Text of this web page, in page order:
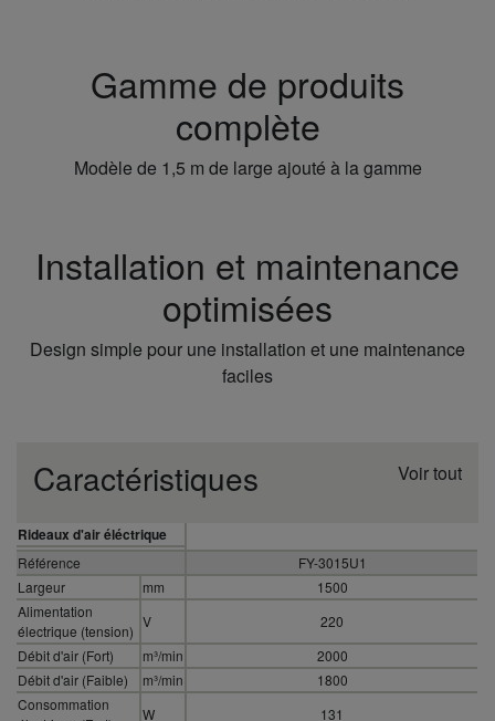
Gamme de produits
complète
Modèle de 1,5 m de large ajouté à la gamme
Installation et maintenance
optimisées
Design simple pour une installation et une maintenance
faciles
Caractéristiques Voir tout
Rideaux d'air éléctrique
Référence
FY-3015U1
Largeur
mm
1500
Alimentation
électrique (tension)
V
220
Débit d'air (Fort)
m³/min
2000
Débit d'air (Faible)
m³/min
1800
Consommation
W
131